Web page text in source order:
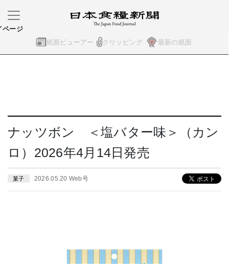
紙面ビューアー クリッピング 最新の紙面
ページ
ナッツボン ＜塩バター味＞（カン
ロ）2026年4月14日発売
菓子 2026.05.20 Web号